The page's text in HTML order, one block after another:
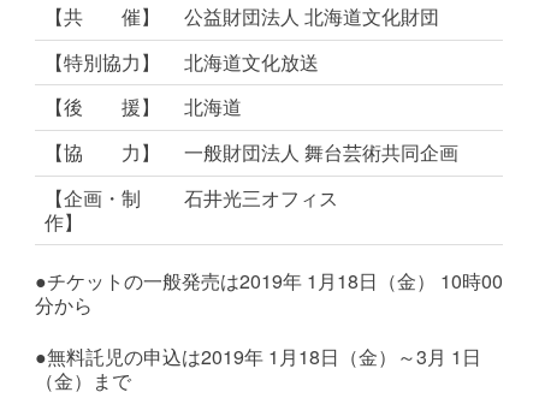
【共 催】
公益財団法人 北海道文化財団
【特別協力】
北海道文化放送
【後 援】
北海道
【協 力】
一般財団法人 舞台芸術共同企画
【企画・制
作】
石井光三オフィス
●チケットの一般発売は2019年 1月18日（金） 10時00
分から
●無料託児の申込は2019年 1月18日（金）～3月 1日
（金）まで